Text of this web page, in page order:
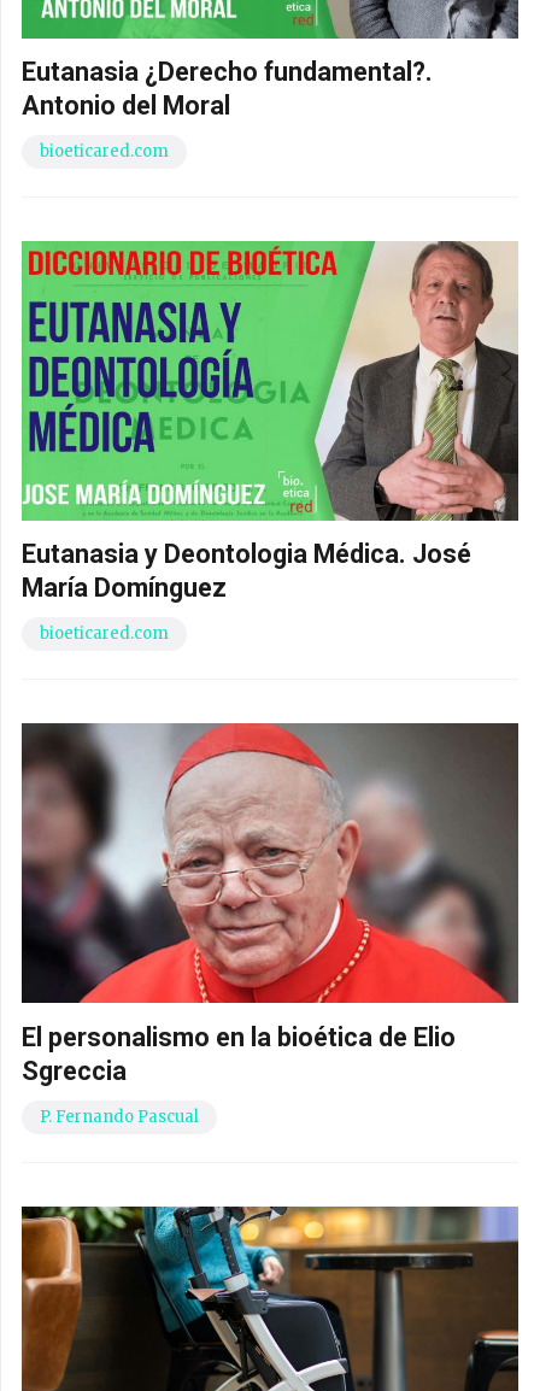
Eutanasia ¿Derecho fundamental?.
Antonio del Moral
bioeticared.com
Eutanasia y Deontologia Médica. José
María Domínguez
bioeticared.com
El personalismo en la bioética de Elio
Sgreccia
P. Fernando Pascual